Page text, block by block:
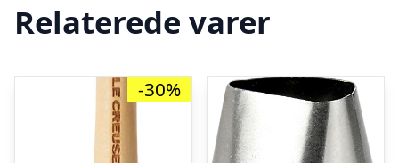
Relaterede varer
-30%